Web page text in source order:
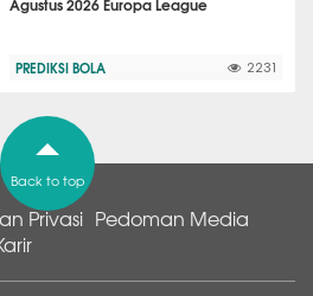
PREDIKSI BOLA 2231
Back to top
Privasi Pedoman Media